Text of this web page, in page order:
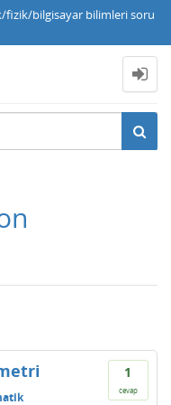
bilgisayar bilimleri soru
1
cevap